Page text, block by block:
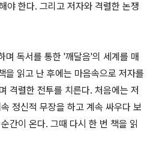
야 한다. 그리고 저자와 격렬한 논쟁
며 독서를 통한 '깨달음'의 세계를 매
을 읽고 난 후에는 마음속으로 저자를
격렬한 전투를 치른다. 처음에는 저
정신적 무장을 하고 계속 싸우다 보
간이 온다. 그때 다시 한 번 책을 읽